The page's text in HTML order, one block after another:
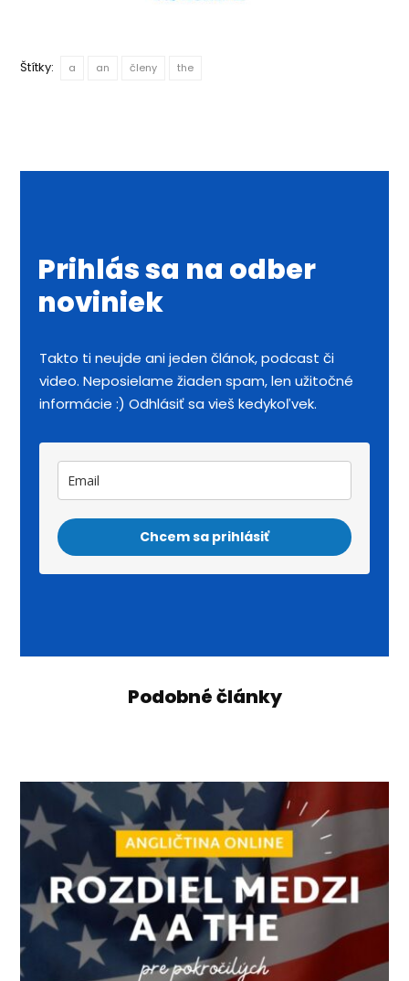
Štítky: a an členy the
Prihlás sa na odber
noviniek
Takto ti neujde ani jeden článok, podcast či
video. Neposielame žiaden spam, len užitočné
informácie :) Odhlásiť sa vieš kedykoľvek.
Chcem sa prihlásiť
Podobné články